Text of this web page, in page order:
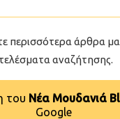
περισσότερα άρθρα
αναζήτησης.
του Νέα Μουδανιά
Google